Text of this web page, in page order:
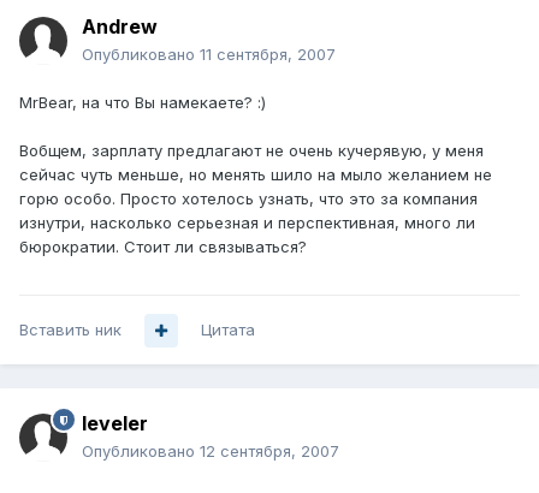
Andrеw
Опубликовано 11 сентября, 2007
MrBear, на что Вы намекаете? :)
Вобщем, зарплату предлагают не очень кучерявую, у меня
сейчас чуть меньше, но менять шило на мыло желанием не
горю особо. Просто хотелось узнать, что это за компания
изнутри, насколько серьезная и перспективная, много ли
бюрократии. Стоит ли связываться?
Вставить ник Цитата
leveler
Опубликовано 12 сентября, 2007